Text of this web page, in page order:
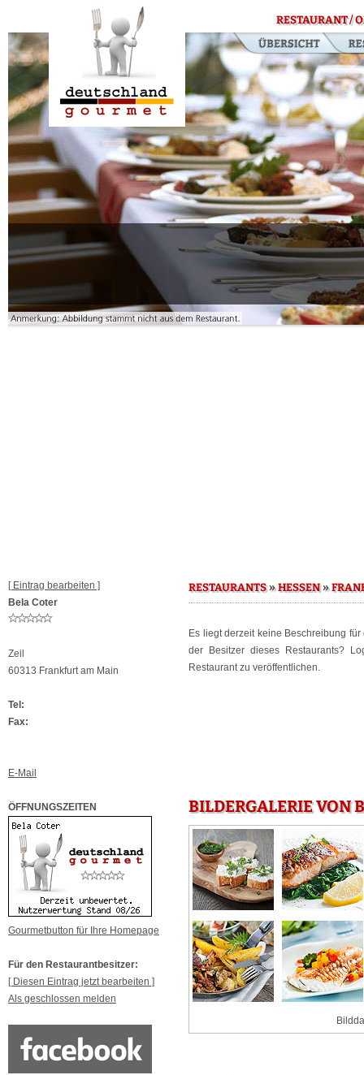
RESTAURANT /
[ Eintrag bearbeiten ]
Bela Coter
Zeil
60313 Frankfurt am Main
Tel:
Fax:
E-Mail
ÖFFNUNGSZEITEN
Gourmetbutton für Ihre Homepage
Für den Restaurantbesitzer:
[ Diesen Eintrag jetzt bearbeiten ]
Als geschlossen melden
RESTAURANTS»HESSEN»
Es liegt derzeit keine Beschreibung
der Besitzer dieses Restaurants?
Restaurant zu veröffentlichen.
BILDERGALERIE VON